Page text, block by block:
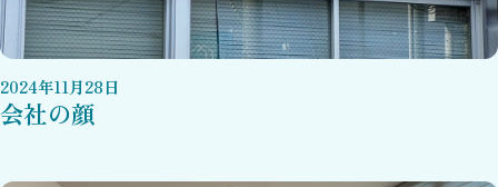
2024年11月28日
会社の顔